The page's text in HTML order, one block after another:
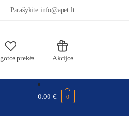
Parašykite info@apet.lt
prekės Akcijos
0.00€ 0